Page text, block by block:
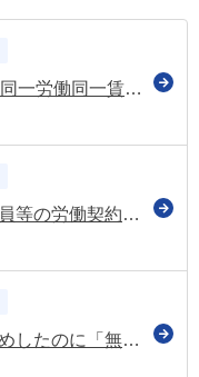
【コラム】令和８年10月からの「同一労働同一賃金」― 企業の対応は？
「無期転換ルール及び多様な正社員等の労働契約関係の明確化に関する考え方と裁判例」を公表（厚労省）
【専門家コラム】能力不足で雇止めしたのに「無効」？ ―有期労働契約を正しく終了させるための実務ポイント